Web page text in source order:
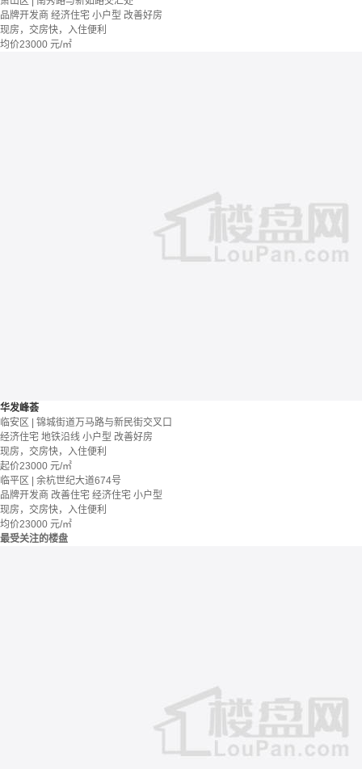
品牌开发商 经济住宅 小户型 改善好房
现房，交房快，入住便利
均价23000 元/㎡
华发峰荟
临安区 | 锦城街道万马路与新民街交叉口
经济住宅 地铁沿线 小户型 改善好房
现房，交房快，入住便利
起价23000 元/㎡
临平区 | 余杭世纪大道674号
品牌开发商 改善住宅 经济住宅 小户型
现房，交房快，入住便利
均价23000 元/㎡
最受关注的楼盘